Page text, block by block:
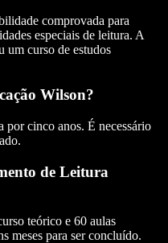
comprovada para
especiais de leitura. A
um curso de estudos
Wilson?
cinco anos. É necessário
de Leitura
teórico e 60 aulas
meses para ser concluído.